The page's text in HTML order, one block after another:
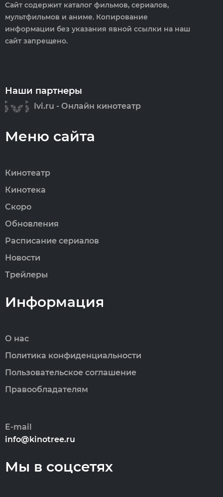
Сайт содержит каталог фильмов, сериалов,
мультфильмов и аниме. Копирование
информации без указания явной ссылки на наш
сайт запрещено.
Наши партнеры
Ivi.ru - Онлайн кинотеатр
Меню сайта
Кинотеатр
Кинотека
Скоро
Обновления
Расписание сериалов
Новости
Трейлеры
Информация
О нас
Политика конфиденциальности
Пользовательское соглашение
Правообладателям
E-mail
info@kinotree.ru
Мы в соцсетях